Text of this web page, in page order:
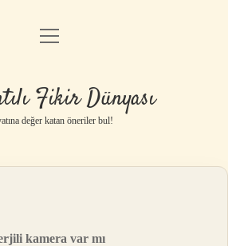
Anasayfa
Yasal Uyarı
menüyü
Fikir Dünyası
değer katan öneriler bul!
kamera var mı